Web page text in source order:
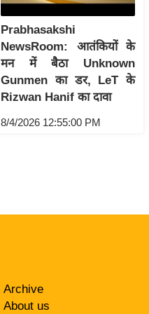
Prabhasakshi
NewsRoom: आतंकियों के
मन में बैठा Unknown
Gunmen का डर, LeT के
Rizwan Hanif का दावा
8/4/2026 12:55:00 PM
Archive
About us